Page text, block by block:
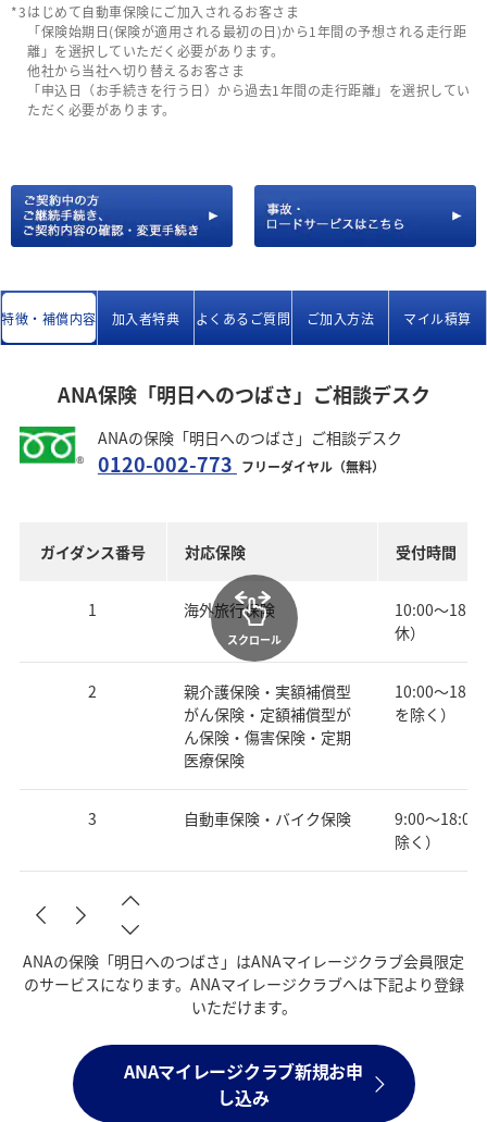
はじめて自動車保険にご加入されるお客さま
「保険始期日(保険が適用される最初の日)から1年間の予想される走行距
離」を選択していただく必要があります。
他社から当社へ切り替えるお客さま
「申込日（お手続きを行う日）から過去1年間の走行距離」を選択してい
ただく必要があります。
特徴・補償内容 加入者特典 よくあるご質問 ご加入方法 マイル積算
ANA保険「明日へのつばさ」ご相談デスク
ANAの保険「明日へのつばさ」ご相談デスク
0120-002-773 フリーダイヤル（無料）
ガイダンス番号 対応保険 受付時間
1 海外旅行保険
10:00～
休）
2
親介護保険・実額補償型
がん保険・定額補償型が
ん保険・傷害保険・定期
医療保険
10:00～
を除く）
3 自動車保険・バイク保険
9:00～18:00
除く）
スクロール
ANAの保険「明日へのつばさ」はANAマイレージクラブ会員限定
のサービスになります。ANAマイレージクラブへは下記より登録
いただけます。
ANAマイレージクラブ新規お申
し込み